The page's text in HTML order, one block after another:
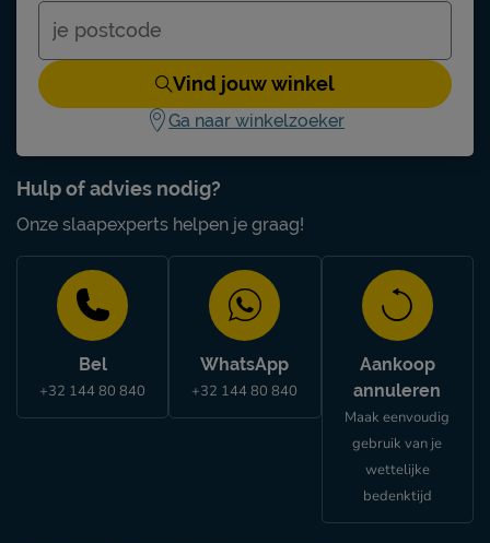
Hulp of advies nodig?
Onze slaapexperts helpen je graag!
Bel
+32 144 80 840
WhatsApp
+32 144 80 840
Aankoop
annuleren
Maak eenvoudig
gebruik van je
wettelijke
bedenktijd
Vind jouw winkel
Ga naar winkelzoeker